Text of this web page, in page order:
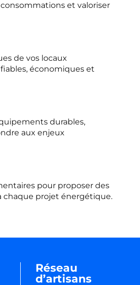
et valoriser
de vos locaux
économiques et
durables,
aux enjeux
pour proposer des
chaque projet énergétique.
Réseau
d’artisans